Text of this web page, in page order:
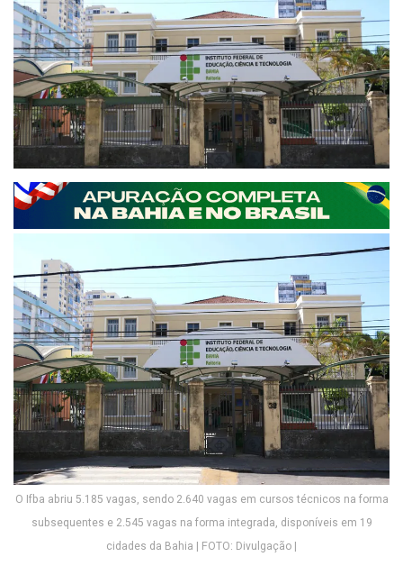
O Ifba abriu 5.185 vagas, sendo 2.640 vagas em cursos técnicos na forma
subsequentes e 2.545 vagas na forma integrada, disponíveis em 19
cidades da Bahia | FOTO: Divulgação |